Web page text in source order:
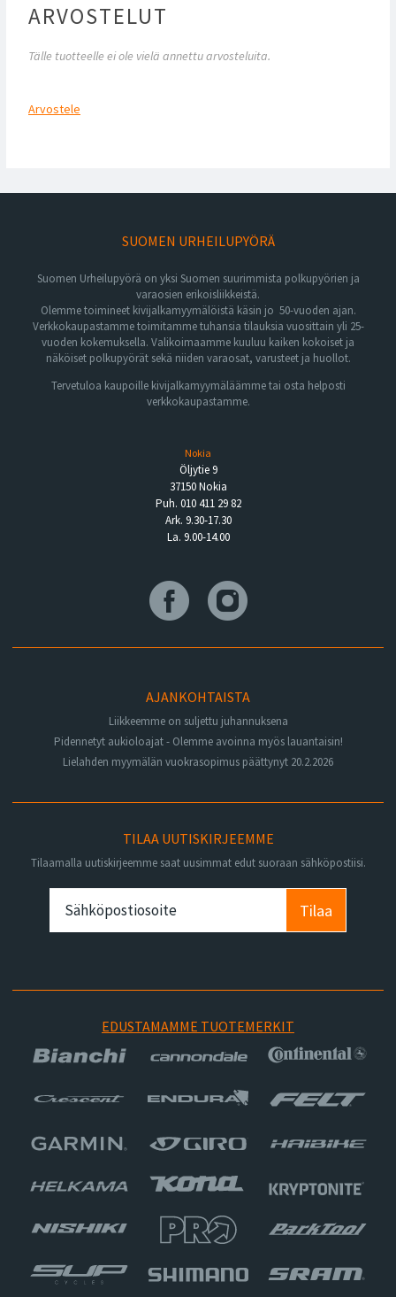
ARVOSTELUT
Tälle tuotteelle ei ole vielä annettu arvosteluita.
Arvostele
SUOMEN URHEILUPYÖRÄ
Suomen Urheilupyörä on yksi Suomen suurimmista polkupyörien ja
varaosien erikoisliikkeistä.
Olemme toimineet kivijalkamyymälöistä käsin jo 50-vuoden ajan.
Verkkokaupastamme toimitamme tuhansia tilauksia vuosittain yli 25-
vuoden kokemuksella. Valikoimaamme kuuluu kaiken kokoiset ja
näköiset polkupyörät sekä niiden varaosat, varusteet ja huollot.
Tervetuloa kaupoille kivijalkamyymäläämme tai osta helposti
verkkokaupastamme.
Nokia
Öljytie 9
37150 Nokia
Puh. 010 411 29 82
Ark. 9.30-17.30
La. 9.00-14.00
AJANKOHTAISTA
Liikkeemme on suljettu juhannuksena
Pidennetyt aukioloajat - Olemme avoinna myös lauantaisin!
Lielahden myymälän vuokrasopimus päättynyt 20.2.2026
TILAA UUTISKIRJEEMME
Tilaamalla uutiskirjeemme saat uusimmat edut suoraan sähköpostiisi.
Tilaa
EDUSTAMAMME TUOTEMERKIT